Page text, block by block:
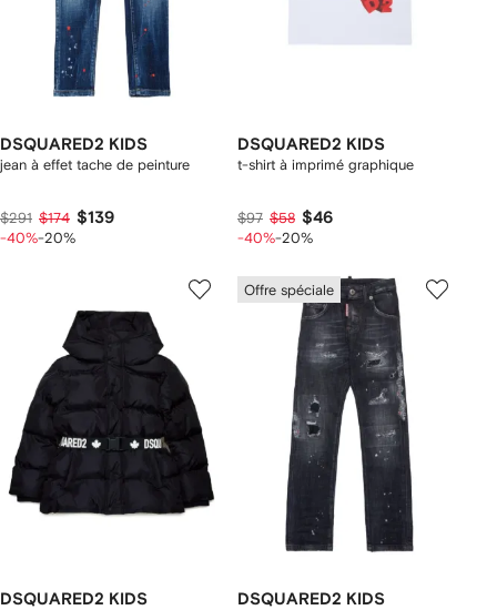
DSQUARED2 KIDS
jean à effet tache de peinture
$291 $174 $139
-40%-20%
DSQUARED2 KIDS
t-shirt à imprimé graphique
$97 $58 $46
-40%-20%
DSQUARED2 KIDS
Offre spéciale
DSQUARED2 KIDS